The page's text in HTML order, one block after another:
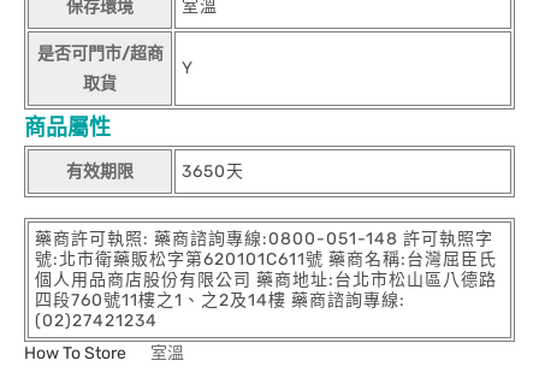
保存環境 室溫
是否可門市/超商
取貨
Y
商品屬性
有效期限 3650天
藥商許可執照: 藥商諮詢專線:0800-051-148 許可執照字
號:北市衛藥販松字第620101C611號 藥商名稱:台灣屈臣氏
個人用品商店股份有限公司 藥商地址:台北市松山區八德路
四段760號11樓之1、之2及14樓 藥商諮詢專線:
(02)27421234
How To Store
室溫